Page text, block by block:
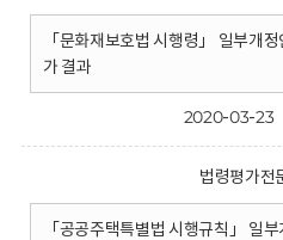
「문화재보호법 시행령」 일부개
가 결과
2020-03-23
법령평가전
「공공주택특별법 시행규칙」 일